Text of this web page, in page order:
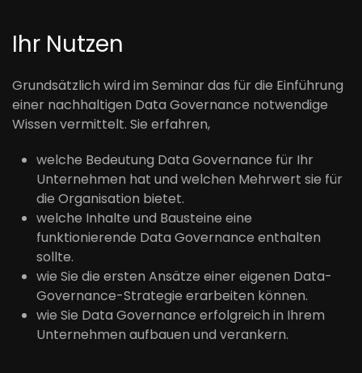
Ihr Nutzen
Grundsätzlich wird im Seminar das für die Einführung
einer nachhaltigen Data Governance notwendige
Wissen vermittelt. Sie erfahren,
welche Bedeutung Data Governance für Ihr
Unternehmen hat und welchen Mehrwert sie für
die Organisation bietet.
welche Inhalte und Bausteine eine
funktionierende Data Governance enthalten
sollte.
wie Sie die ersten Ansätze einer eigenen Data-
Governance-Strategie erarbeiten können.
wie Sie Data Governance erfolgreich in Ihrem
Unternehmen aufbauen und verankern.